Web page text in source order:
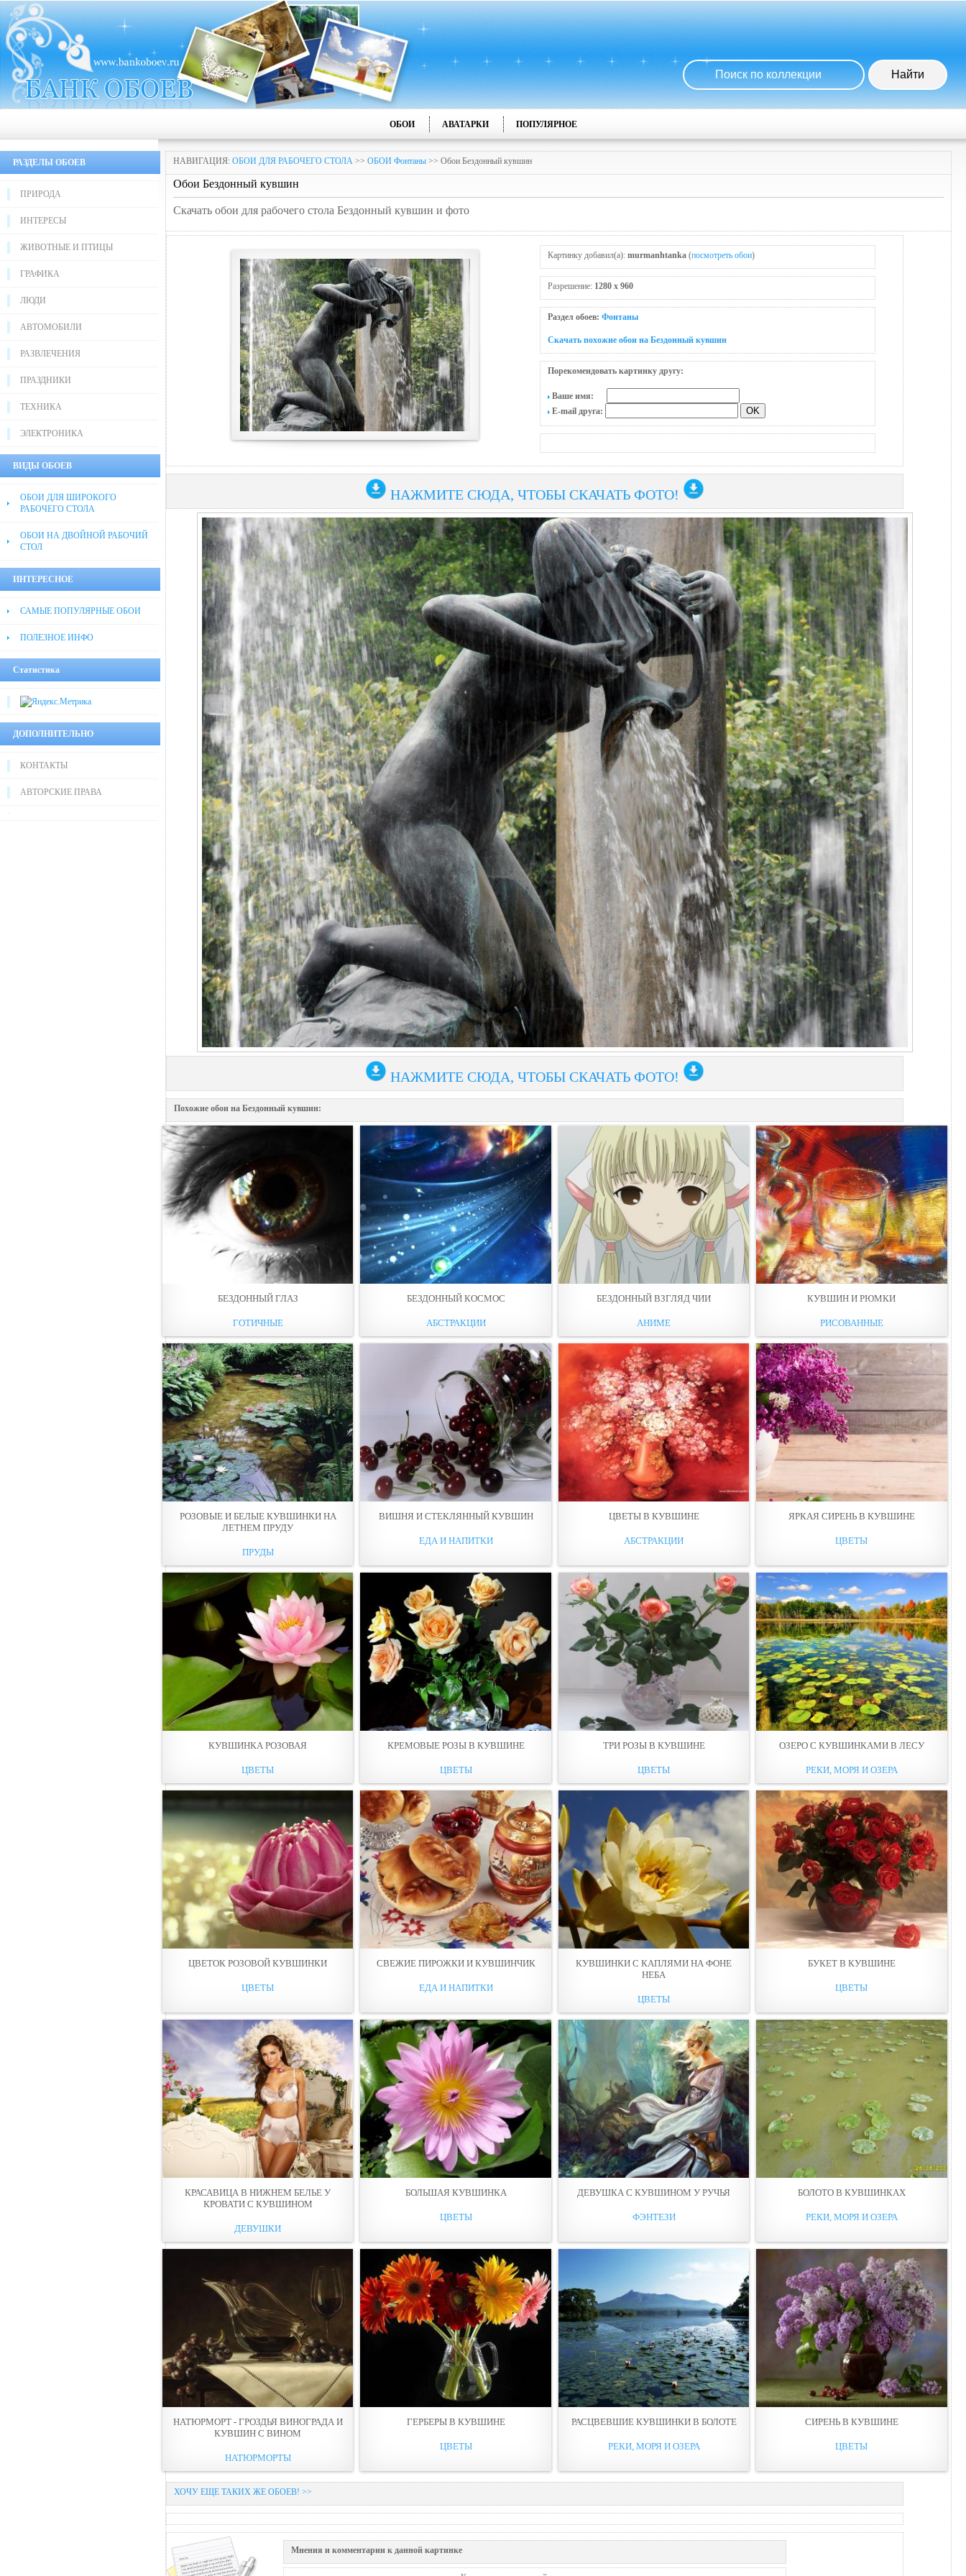
ОБОИ АВАТАРКИ ПОПУЛЯРНОЕ
РАЗДЕЛЫ ОБОЕВ
ПРИРОДА
ИНТЕРЕСЫ
ЖИВОТНЫЕ И ПТИЦЫ
ГРАФИКА
ЛЮДИ
АВТОМОБИЛИ
РАЗВЛЕЧЕНИЯ
ПРАЗДНИКИ
ТЕХНИКА
ЭЛЕКТРОНИКА
ВИДЫ ОБОЕВ
ОБОИ ДЛЯ ШИРОКОГО
РАБОЧЕГО СТОЛА
ОБОИ НА ДВОЙНОЙ РАБОЧИЙ
СТОЛ
ИНТЕРЕСНОЕ
САМЫЕ ПОПУЛЯРНЫЕ ОБОИ
ПОЛЕЗНОЕ ИНФО
Статистика
ДОПОЛНИТЕЛЬНО
КОНТАКТЫ
АВТОРСКИЕ ПРАВА
НАВИГАЦИЯ: ОБОИ ДЛЯ РАБОЧЕГО СТОЛА >> ОБОИ Фонтаны >> Обои Бездонный кувшин
Обои Бездонный кувшин
Скачать обои для рабочего стола Бездонный кувшин и фото
Картинку добавил(а): murmanhtanka (посмотреть обои)
Разрешение: 1280 x 960
Раздел обоев: Фонтаны
Скачать похожие обои на Бездонный кувшин
Порекомендовать картинку другу:
Ваше имя:
E-mail друга:
НАЖМИТЕ СЮДА, ЧТОБЫ СКАЧАТЬ ФОТО!
НАЖМИТЕ СЮДА, ЧТОБЫ СКАЧАТЬ ФОТО!
Похожие обои на Бездонный кувшин:
БЕЗДОННЫЙ ГЛАЗ
ГОТИЧНЫЕ
БЕЗДОННЫЙ КОСМОС
АБСТРАКЦИИ
БЕЗДОННЫЙ ВЗГЛЯД ЧИИ
АНИМЕ
КУВШИН И РЮМКИ
РИСОВАННЫЕ
РОЗОВЫЕ И БЕЛЫЕ КУВШИНКИ НА
ЛЕТНЕМ ПРУДУ
ПРУДЫ
ВИШНЯ И СТЕКЛЯННЫЙ КУВШИН
ЕДА И НАПИТКИ
ЦВЕТЫ В КУВШИНЕ
АБСТРАКЦИИ
ЯРКАЯ СИРЕНЬ В КУВШИНЕ
ЦВЕТЫ
КУВШИНКА РОЗОВАЯ
ЦВЕТЫ
КРЕМОВЫЕ РОЗЫ В КУВШИНЕ
ЦВЕТЫ
ТРИ РОЗЫ В КУВШИНЕ
ЦВЕТЫ
ОЗЕРО С КУВШИНКАМИ В ЛЕСУ
РЕКИ, МОРЯ И ОЗЕРА
ЦВЕТОК РОЗОВОЙ КУВШИНКИ
ЦВЕТЫ
СВЕЖИЕ ПИРОЖКИ И КУВШИНЧИК
ЕДА И НАПИТКИ
КУВШИНКИ С КАПЛЯМИ НА ФОНЕ
НЕБА
ЦВЕТЫ
БУКЕТ В КУВШИНЕ
ЦВЕТЫ
КРАСАВИЦА В НИЖНЕМ БЕЛЬЕ У
КРОВАТИ С КУВШИНОМ
ДЕВУШКИ
БОЛЬШАЯ КУВШИНКА
ЦВЕТЫ
ДЕВУШКА С КУВШИНОМ У РУЧЬЯ
ФЭНТЕЗИ
БОЛОТО В КУВШИНКАХ
РЕКИ, МОРЯ И ОЗЕРА
НАТЮРМОРТ - ГРОЗДЬЯ ВИНОГРАДА И
КУВШИН С ВИНОМ
НАТЮРМОРТЫ
ГЕРБЕРЫ В КУВШИНЕ
ЦВЕТЫ
РАСЦВЕВШИЕ КУВШИНКИ В БОЛОТЕ
РЕКИ, МОРЯ И ОЗЕРА
СИРЕНЬ В КУВШИНЕ
ЦВЕТЫ
ХОЧУ ЕЩЕ ТАКИХ ЖЕ ОБОЕВ! >>
Мнения и комментарии к данной картинке